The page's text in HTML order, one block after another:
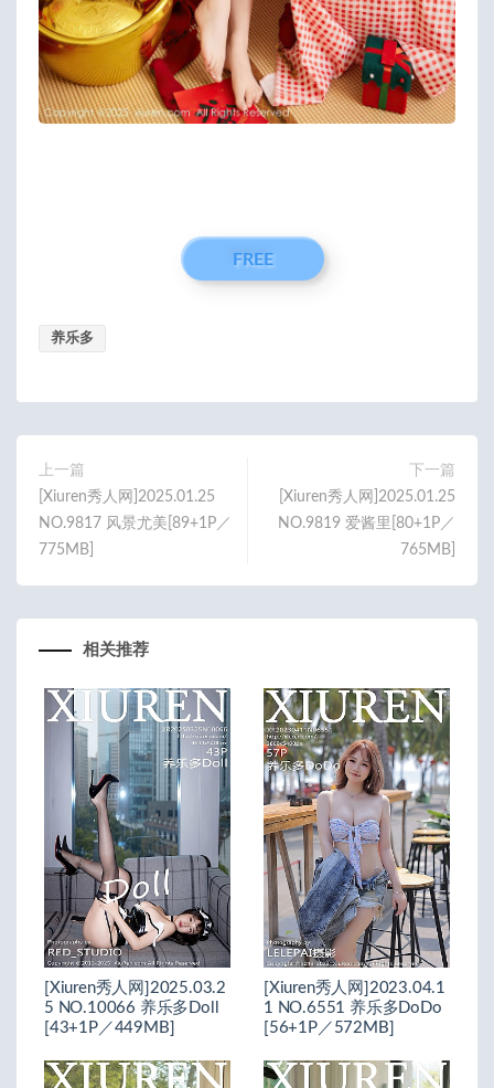
FREE
养乐多
上一篇
[Xiuren秀人网]2025.01.25
NO.9817 风景尤美[89+1P／
775MB]
下一篇
[Xiuren秀人网]2025.01.25
NO.9819 爱酱里[80+1P／
765MB]
相关推荐
[Xiuren秀人网]2025.03.2
5 NO.10066 养乐多Doll
[43+1P／449MB]
[Xiuren秀人网]2023.04.1
1 NO.6551 养乐多DoDo
[56+1P／572MB]